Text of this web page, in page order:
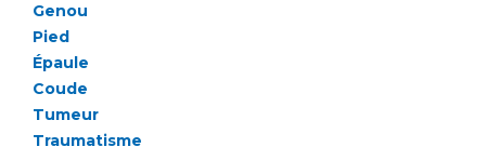
Vos représentants
La Commission Des Usagers (CDU)
Les Comités Locaux des Usagers
Fournisseurs
Rôles et missions
Genou
Pied
Épaule
Coude
Tumeur
Traumatisme